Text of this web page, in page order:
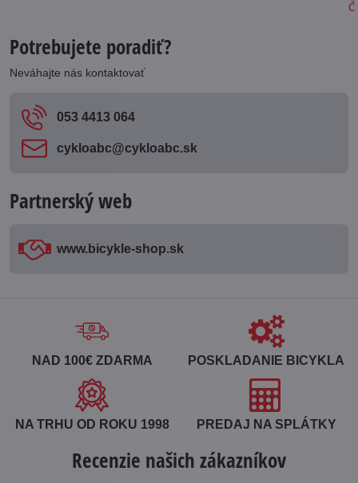
Potrebujete poradiť?
Neváhajte nás kontaktovať
053 4413 064
cykloabc​@cykloabc​.sk
Partnerský web
www​.bicykle-shop​.sk
NAD 100€ ZDARMA POSKLADANIE BICYKLA
NA TRHU OD ROKU 1998 PREDAJ NA SPLÁTKY
Recenzie našich zákazníkov